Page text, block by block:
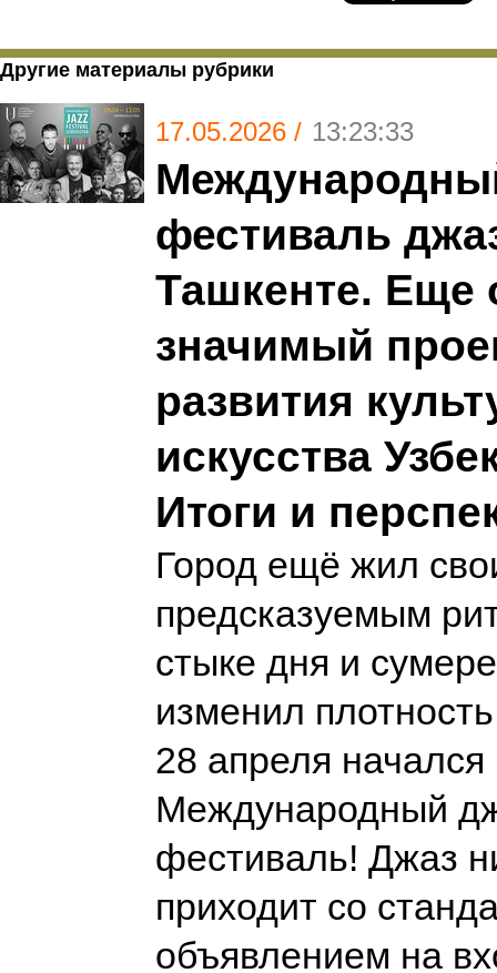
Другие материалы рубрики
17.05.2026 / 13:23:33
фестиваль
Ташкенте. Еще
значимый
развития
искусства
Итоги и
Город ещё жил
предсказуемым
стыке дня и
изменил
28 апреля начался
Международный
фестиваль! Джаз
приходит со
объявлением на